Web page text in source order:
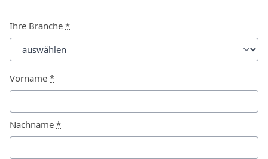
Ihre Branche *
Vorname *
Nachname *